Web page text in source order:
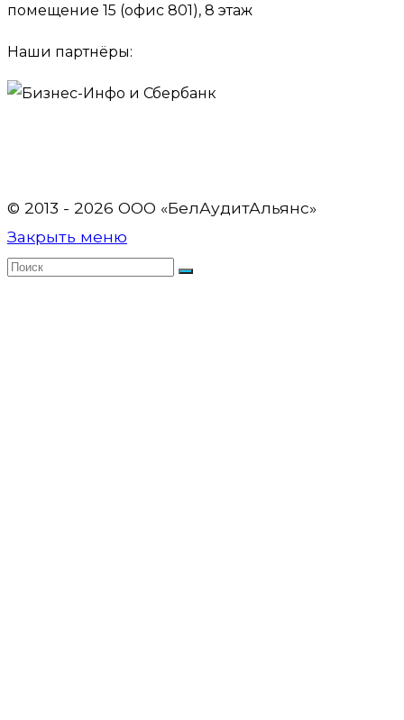
помещение 15 (офис 801), 8 этаж
Наши партнёры:
© 2013 - 2026 OOO «БелАудитАльянс»
Закрыть меню